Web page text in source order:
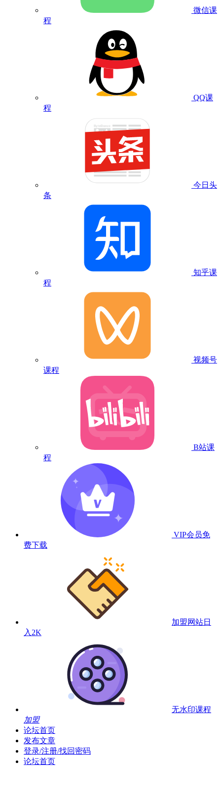
微信课
程
QQ课
程
今日头
条
知乎课
程
视频号
课程
B站课
程
VIP会员免
费下载
加盟网站日
入2K
无水印课程
加盟
论坛首页
发布文章
登录/注册/找回密码
论坛首页